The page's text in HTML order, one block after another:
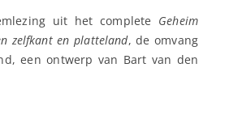
uit het complete Geheim
zelfkant en platteland, de omvang
een ontwerp van Bart van den